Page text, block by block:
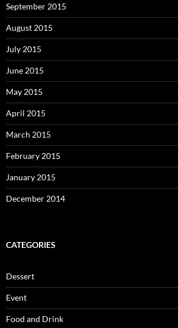
September 2015
August 2015
July 2015
June 2015
May 2015
April 2015
March 2015
February 2015
January 2015
December 2014
CATEGORIES
Dessert
Event
Food and Drink